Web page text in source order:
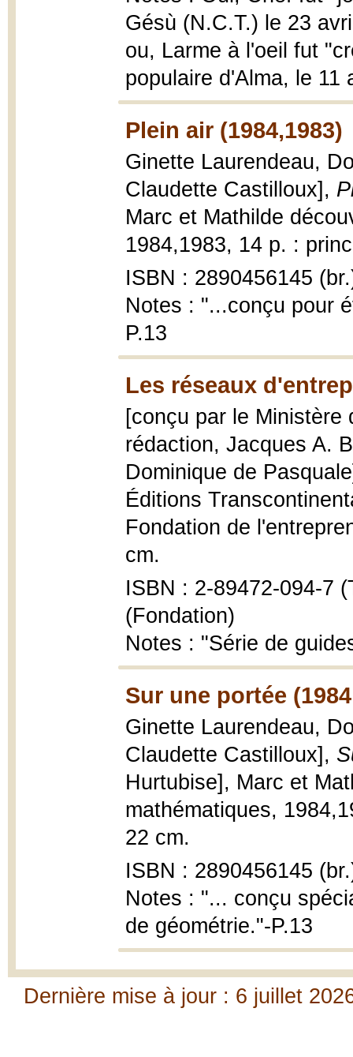
Gésù (N.C.T.) le 23
ou, Larme à l'oeil fut
populaire d'Alma, le
Plein air (1984,1983)
Ginette Laurendeau,
Claudette Castilloux],
Marc et Mathilde
1984,1983, 14 p. :
ISBN : 2890456145
Notes : "...conçu pour
P.13
Les réseaux
[conçu par le
rédaction, Jacques A.
Dominique de
Éditions
Fondation de
cm.
ISBN : 2-89472-094-7
(Fondation)
Notes : "Série de
Sur une portée
Ginette Laurendeau,
Claudette Castilloux],
Hurtubise], Marc et
mathématiques,
22 cm.
ISBN : 2890456145
Notes : "... conçu
de géométrie."-P.13
Dernière mise à jour : 6 juillet